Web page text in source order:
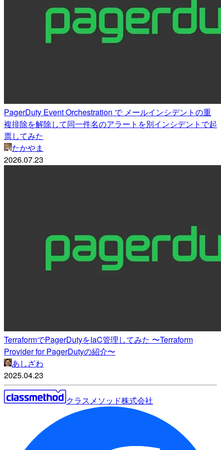
PagerDuty Event Orchestration で メールインシデントの重
複排除を解除して同一件名のアラートを別インシデントで起
票してみた
たかやま
2026.07.23
TerraformでPagerDutyをIaC管理してみた 〜Terraform
Provider for PagerDutyの紹介〜
あしざわ
2025.04.23
クラスメソッド株式会社